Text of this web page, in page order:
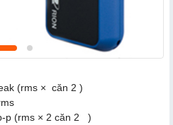
(rms × căn 2 )
p (rms × 2 căn 2 )